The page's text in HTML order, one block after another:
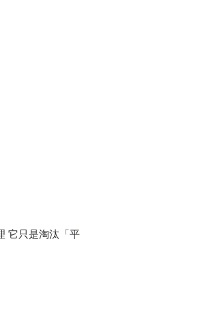
它只是淘汰「平